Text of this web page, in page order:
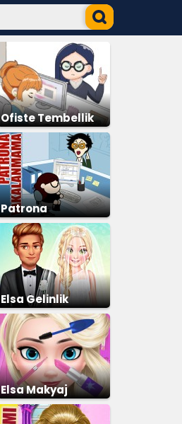
Ofiste Tembellik
Patrona
Yakalanmama
Elsa Gelinlik
Giydirme 3
Elsa Makyaj